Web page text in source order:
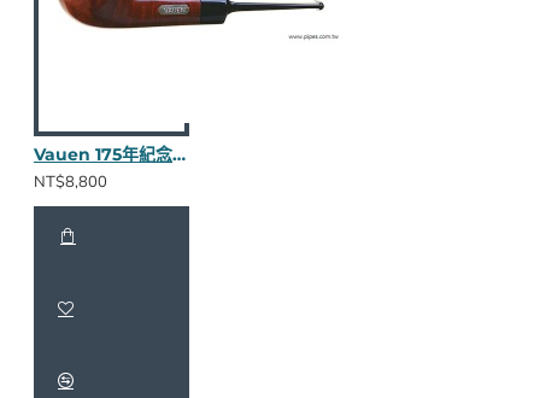
Vauen 175年紀念限量斗 JU111
NT$8,800